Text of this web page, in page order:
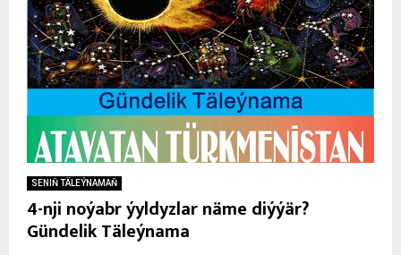
SENIŇ TÄLEÝNAMAŇ
4-nji noýabr ýyldyzlar näme diýýär?
Gündelik Täleýnama